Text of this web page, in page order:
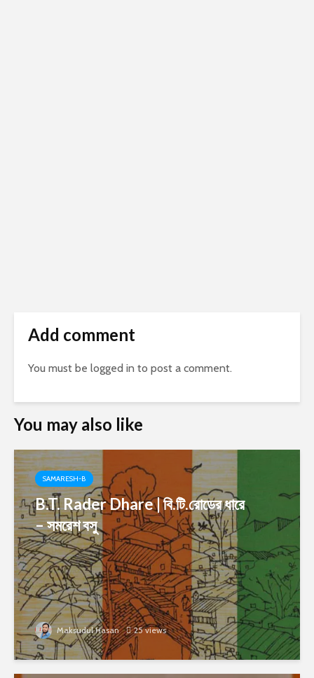
Add comment
You must be logged in to post a comment.
You may also like
SAMARESH-B
B.T. Rader Dhare | বি.টি.রোডের ধারে
– সমরেশ বসু
Maksudul Hasan 25 views